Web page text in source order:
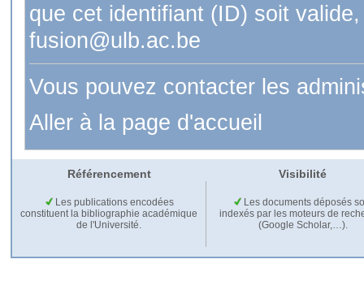
que cet identifiant (ID) soit
fusion@ulb.ac.be
Vous pouvez contacter les
Aller à la page d'accueil
Référencement Visibilité
Les publications encodées
constituent la bibliographie académique
de l'Université.
Les documents déposés
indexés par les moteurs de
(Google Scholar,…).